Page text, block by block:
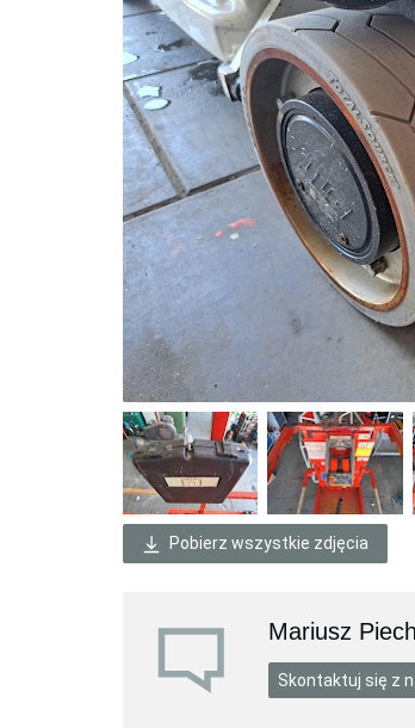
Pobierz wszystkie zdjęcia
Mariusz Piech
Skontaktuj się z